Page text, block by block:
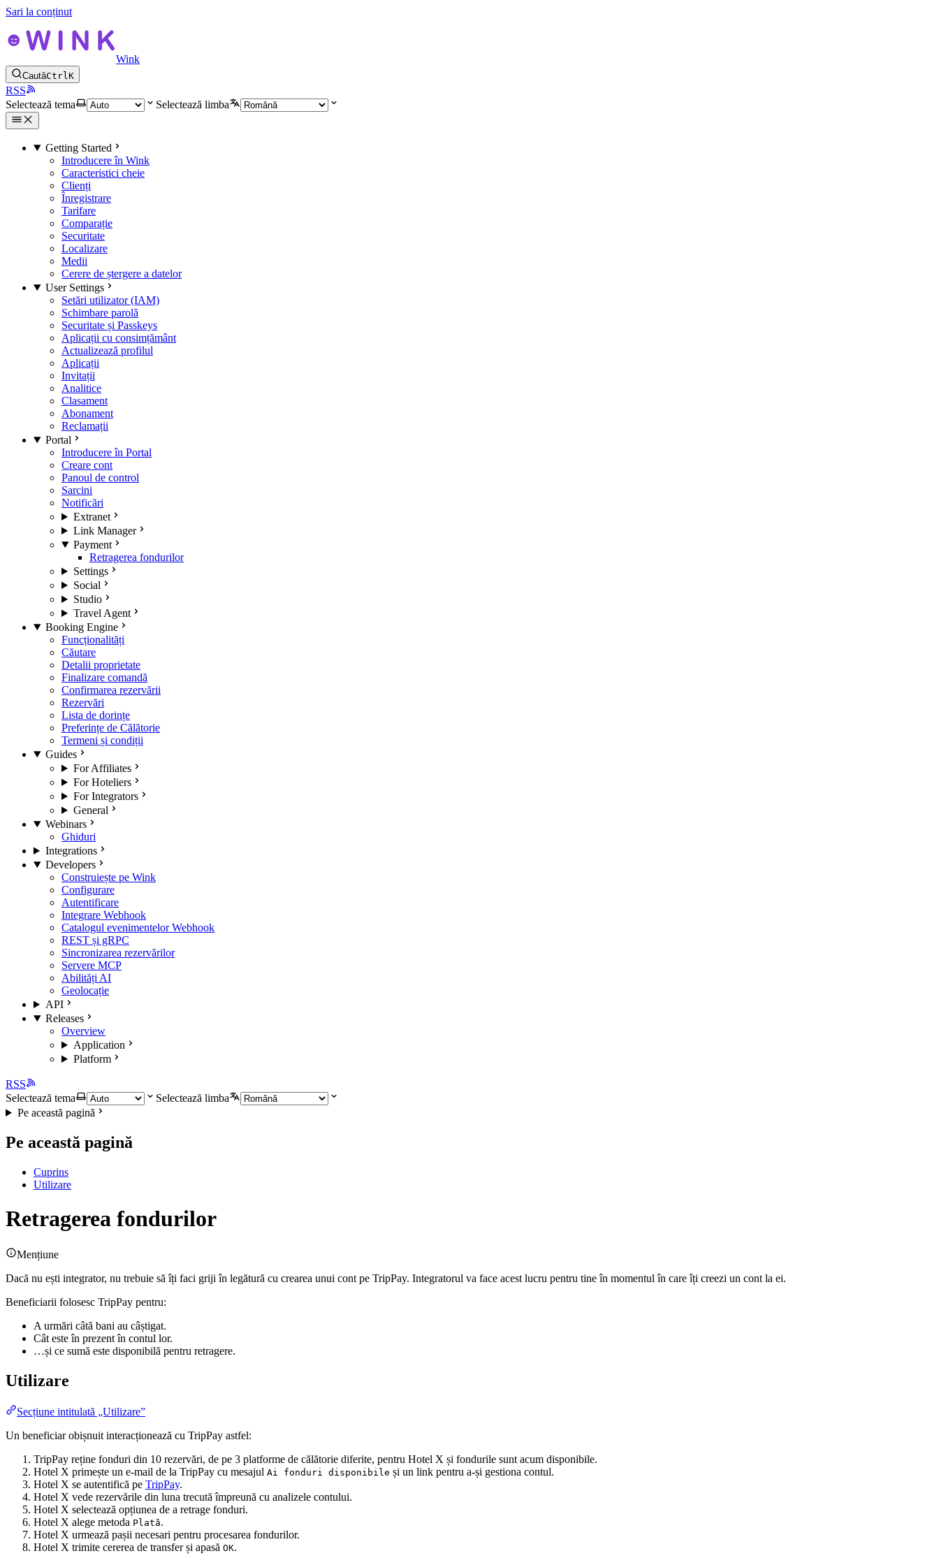
Sari la conținut
Wink
CautăCtrlK
RSS
Selectează tema
Selectează limba
Getting Started
Introducere în Wink
Caracteristici cheie
Clienți
Înregistrare
Tarifare
Comparație
Securitate
Localizare
Medii
Cerere de ștergere a datelor
User Settings
Setări utilizator (IAM)
Schimbare parolă
Securitate și Passkeys
Aplicații cu consimțământ
Actualizează profilul
Aplicații
Invitații
Analitice
Clasament
Abonament
Reclamații
Portal
Introducere în Portal
Creare cont
Panoul de control
Sarcini
Notificări
Extranet
Link Manager
Payment
Retragerea fondurilor
Settings
Social
Studio
Travel Agent
Booking Engine
Funcționalități
Căutare
Detalii proprietate
Finalizare comandă
Confirmarea rezervării
Rezervări
Lista de dorințe
Preferințe de Călătorie
Termeni și condiții
Guides
For Affiliates
For Hoteliers
For Integrators
General
Webinars
Ghiduri
Integrations
Developers
Construiește pe Wink
Configurare
Autentificare
Integrare Webhook
Catalogul evenimentelor Webhook
REST și gRPC
Sincronizarea rezervărilor
Servere MCP
Abilități AI
Geolocație
API
Releases
Overview
Application
Platform
RSS
Selectează tema
Selectează limba
Pe această pagină
Pe această pagină
Cuprins
Utilizare
Retragerea fondurilor
Mențiune
Dacă nu ești integrator, nu trebuie să îți faci griji în legătură cu crearea unui cont pe TripPay. Integratorul va face acest lucru pentru tine în momentul în care îți creezi un cont la ei.
Beneficiarii folosesc TripPay pentru:
A urmări câtă bani au câștigat.
Cât este în prezent în contul lor.
…și ce sumă este disponibilă pentru retragere.
Utilizare
Secțiune intitulată „Utilizare”
Un beneficiar obișnuit interacționează cu TripPay astfel:
TripPay reține fonduri din 10 rezervări, de pe 3 platforme de călătorie diferite, pentru Hotel X și fondurile sunt acum disponibile.
Hotel X primește un e-mail de la TripPay cu mesajul Ai fonduri disponibile și un link pentru a-și gestiona contul.
Hotel X se autentifică pe TripPay.
Hotel X vede rezervările din luna trecută împreună cu analizele contului.
Hotel X selectează opțiunea de a retrage fonduri.
Hotel X alege metoda Plată.
Hotel X urmează pașii necesari pentru procesarea fondurilor.
Hotel X trimite cererea de transfer și apasă OK.